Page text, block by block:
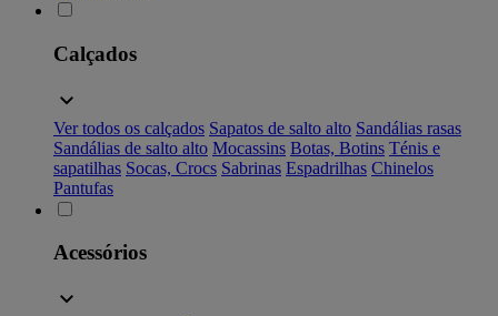
Calçados
Ver todos os calçados Sapatos de salto alto Sandálias rasas
Sandálias de salto alto Mocassins Botas, Botins Ténis e
sapatilhas Socas, Crocs Sabrinas Espadrilhas Chinelos
Pantufas
Acessórios